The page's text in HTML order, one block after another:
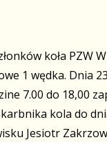
koła PZW
1 wędka. Dnia
7.00 do 18,00
kola do
Jesiotr